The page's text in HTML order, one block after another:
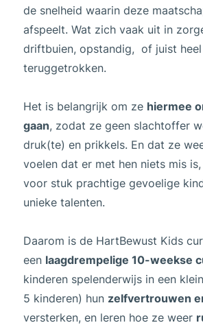
de snelheid waarin deze
afspeelt. Wat zich vaak uit in
driftbuien, opstandig, of juist
teruggetrokken.
Het is belangrijk om ze hiermee
gaan, zodat ze geen slachtoffer
druk(te) en prikkels. En dat ze
voelen dat er met hen niets mis
voor stuk prachtige gevoelige
unieke talenten.
Daarom is de HartBewust Kids
een laagdrempelige 10-weekse
kinderen spelenderwijs in een
5 kinderen) hun zelfvertrouwen
versterken, en leren hoe ze weer